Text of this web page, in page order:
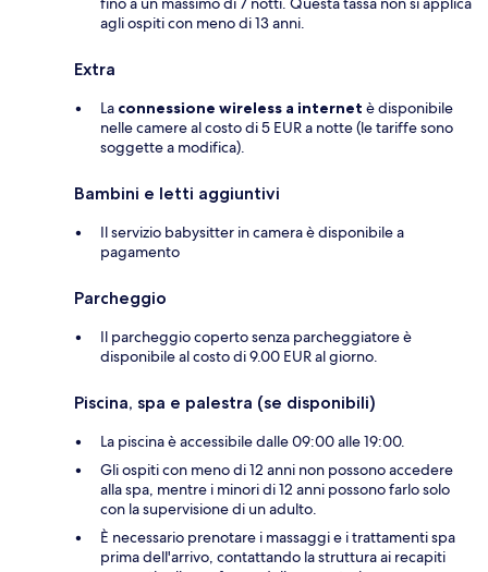
agli ospiti con meno di 13 anni.
Extra
La connessione wireless a internet è disponibile
nelle camere al costo di 5 EUR a notte (le tariffe sono
soggette a modifica).
Bambini e letti aggiuntivi
Il servizio babysitter in camera è disponibile a
pagamento
Parcheggio
Il parcheggio coperto senza parcheggiatore è
disponibile al costo di 9.00 EUR al giorno.
Piscina, spa e palestra (se disponibili)
La piscina è accessibile dalle 09:00 alle 19:00.
Gli ospiti con meno di 12 anni non possono accedere
alla spa, mentre i minori di 12 anni possono farlo solo
con la supervisione di un adulto.
È necessario prenotare i massaggi e i trattamenti spa
prima dell'arrivo, contattando la struttura ai recapiti